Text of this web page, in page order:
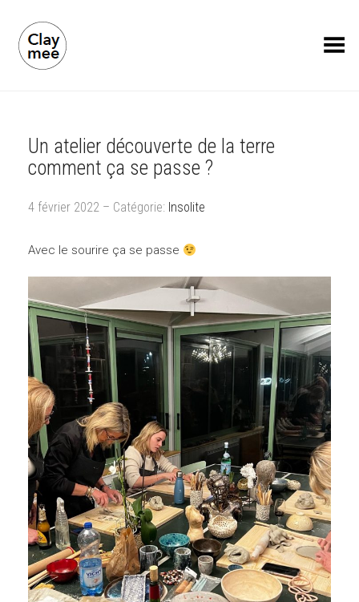
Toggle Menu
Un atelier découverte de la terre
comment ça se passe ?
4 février 2022 – Catégorie: Insolite
Avec le sourire ça se passe